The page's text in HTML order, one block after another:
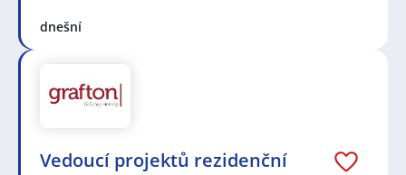
dnešní
Vedoucí projektů rezidenční